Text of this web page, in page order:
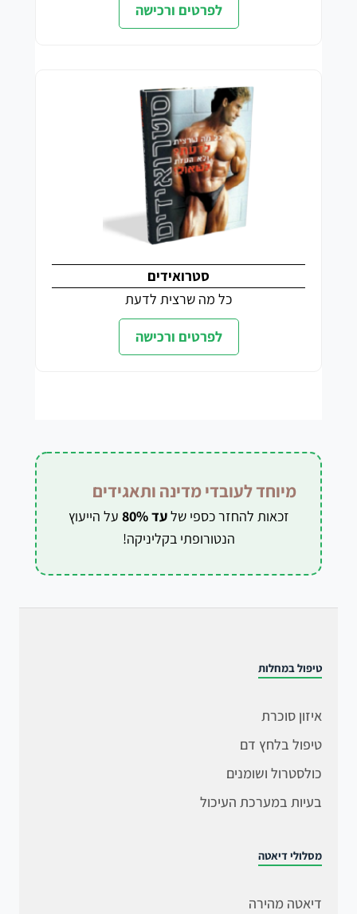
לפרטים ורכישה
סטרואידים
כל מה שרצית לדעת
לפרטים ורכישה
מיוחד לעובדי מדינה ותאגידים
זכאות להחזר כספי שלעד 80%
על הייעוץ
הנטורופתי בקליניקה!
טיפול במחלות
איזון סוכרת
טיפול בלחץ דם
כולסטרול ושומנים
בעיות במערכת העיכול
מסלולי דיאטה
דיאטה מהירה